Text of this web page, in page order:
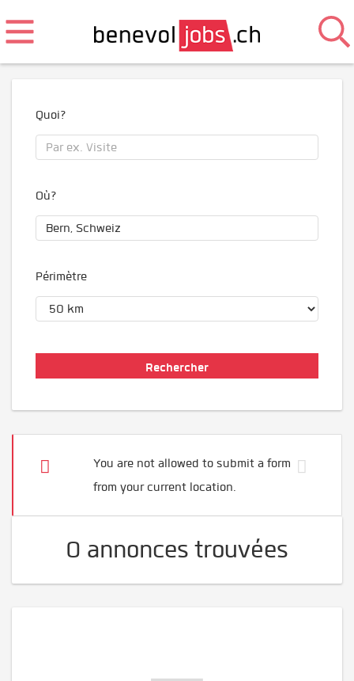
Quoi?
Où?
Périmètre
You are not allowed to submit a form
from your current location.
0 annonces trouvées